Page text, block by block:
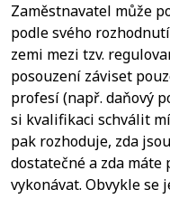
Zaměstnavatel může
podle svého
zemi mezi tzv.
posouzení záviset
profesí (např. daňový
si kvalifikaci schválit
pak rozhoduje, zda
dostatečné a zda
vykonávat. Obvykle se